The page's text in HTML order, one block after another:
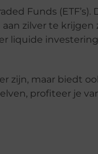
Funds
zilver te
liquide
zijn, maar biedt
profiteer je